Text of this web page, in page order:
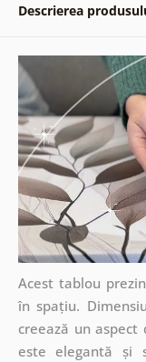
Descrierea
Acest tablou
în spațiu.
creează un
este elegantă și